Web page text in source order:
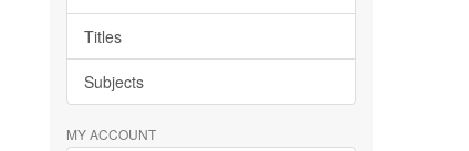
Titles
Subjects
MY ACCOUNT